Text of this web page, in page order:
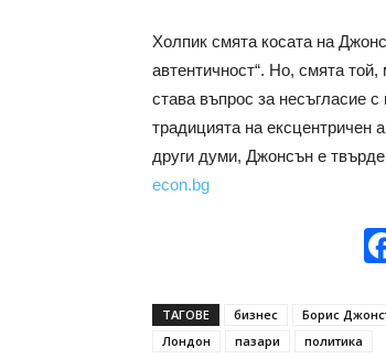
Холпик смята косата на
автентичност“. Но, смята
става въпрос за несъгласие
традицията на ексцентричен
други думи, Джонсън е
econ.bg
ТАГОВЕ бизнес Борис
Лондон
пазари политика